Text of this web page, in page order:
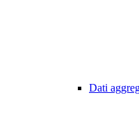
Dati